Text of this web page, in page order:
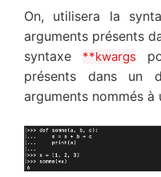
On, utilisera la
arguments présents
syntaxe **kwargs
présents dans un
arguments nommés à